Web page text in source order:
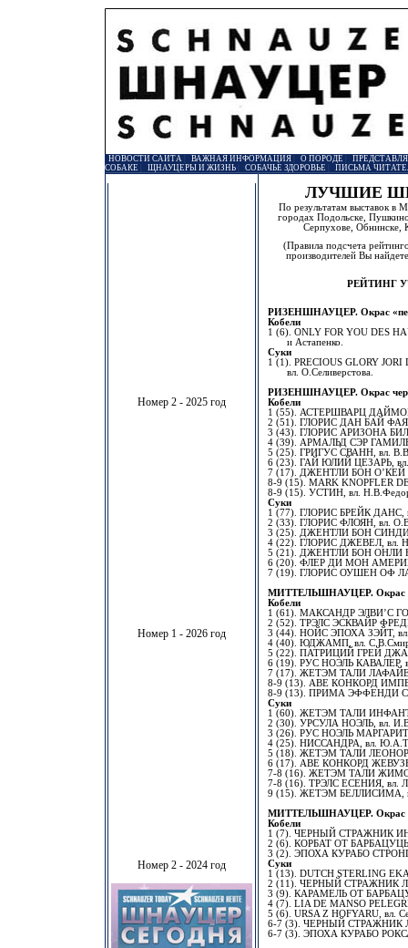
НОВОСТИ САЙТА| ВАЖНАЯ ИНФОРМАЦИЯ| О ПОРОДЕ
СОБАКЕ
ЩНАУЦЕРЫ И ЖИЗНЬ| СОБАЧЬЕ ЗДОРОВЬЕ ПИСЬМА
Номер 2 - 2025 год
Номер 1 - 2026 год
Номер 2 - 2024 год
ЛУЧШИЕ
По результатам выставок в
городах Подольске,
Серпухове, Обнинске,
(Правила подсчета
производителей Вы
РЕЙТИНГ
РИЗЕНШНАУЦЕР. Окрас
Кобели
1 (6). ONLY FOR YOU DES
и Астапенко.
Суки
1 (1). PRECIOUS GLORY
вл. О.Селиверстова.
РИЗЕНШНАУЦЕР. Окрас
Кобели
1 (55). АСТЕРШВАРЦ
2 (51). ГЛОРИС ДАН БАЙ ФАЯ,
3 (43). ГЛОРИС АРИЗОНА
4 (39). АРМАЛЬД СЭР
5 (25). ГРИГУС СВАНН, вл.
6 (23). ГАЙ ЮЛИЙ ЦЕЗАРЬ, вл.
7 (17). ДЖЕНТЛИ БОН О’КЕЙ
8-9 (15). MARK KNOPFLER
8-9 (15). УСТИН, вл.
Суки
1 (77). ГЛОРИС БРЕЙК ДАНС,
2 (33). ГЛОРИС ФЛОЯН, вл.
3 (25). ДЖЕНТЛИ БОН СИНДИ,
4 (22). ГЛОРИС ДЖЕВЕЛ, вл.
5 (21). ДЖЕНТЛИ БОН ОНЛИ
6 (20). ФЛЕР ДИ МОН
7 (19). ГЛОРИС ОУШЕН ОФ ЛАВ,
МИТТЕЛЬШНАУЦЕР. Окрас
Кобели
1 (61). МАКСАНДР ЭЛВИ’С
2 (52). ТРЭЛС ЭСКВАЙР
3 (44). НОЙС ЭПОХА ЗЭЙТ, вл.
4 (40). ЮДЖАМП, вл.
5 (22). ПАТРИЦИЙ ГРЕЙ
6 (19). РУС НОЭЛЬ КАВАЛЕР,
7 (17). ЖЕТЭМ ТАЛИ
8-9 (13). АВЕ КОНКОРД
8-9 (13). ПРИМА ЭФФЕНДИ
Суки
1 (60). ЖЕТЭМ ТАЛИ
2 (30). УРСУЛА НОЭЛЬ, вл.
3 (26). РУС НОЭЛЬ
4 (25). НИССАНДРА, вл.
5 (18). ЖЕТЭМ ТАЛИ ЛЕОНОРА,
6 (17). АВЕ КОНКОРД
7-8 (16). ЖЕТЭМ ТАЛИ
7-8 (16). ТРЭЛС ЕСЕНИЯ, вл.
9 (15). ЖЕТЭМ БЕЛЛИСИМА,
МИТТЕЛЬШНАУЦЕР. Окрас
Кобели
1 (7). ЧЕРНЫЙ СТРАЖНИК
2 (6). КОРБАТ ОТ
3 (2). ЭПОХА КУРАБО
Суки
1 (13). DUTCH STERLING
2 (11). ЧЕРНЫЙ СТРАЖНИК
3 (9). КАРАМЕЛЬ ОТ
4 (7). LIA DE MANSO
5 (6). URSA Z HOFYARU, вл.
6-7 (3). ЧЕРНЫЙ СТРАЖНИК
6-7 (3). ЭПОХА КУРАБО